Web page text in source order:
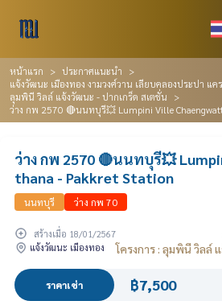
หน้าแรก
ประกาศแนะนำ
แจ้งวัฒนะ เมืองทอง งามวงศ์วาน เลียบคลองประปา แค
ลุมพินี วิลล์ แจ้งวัฒนะ - ปากเกร็ด สเตชั่น
ว่าง กพ 2570 🔴นนทบุรี💥 Lumpini Ville
ว่าง กพ 2570 🔴นนทบุรี💥
thana - Pakkret Station
นนทบุรี ว่าง กพ 70
สร้างเมื่อ 18/01/2567
แจ้งวัฒนะ เมืองทอง
โครงการ : ลุมพินี วิลล์
ราคาเช่า ฿7,500